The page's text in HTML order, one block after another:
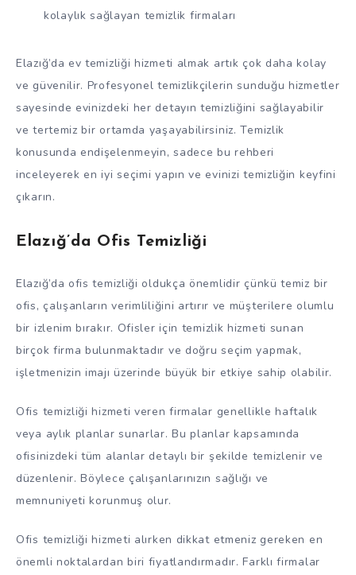
kolaylık sağlayan temizlik firmaları
Elazığ’da ev temizliği hizmeti almak artık çok daha kolay
ve güvenilir. Profesyonel temizlikçilerin sunduğu hizmetler
sayesinde evinizdeki her detayın temizliğini sağlayabilir
ve tertemiz bir ortamda yaşayabilirsiniz. Temizlik
konusunda endişelenmeyin, sadece bu rehberi
inceleyerek en iyi seçimi yapın ve evinizi temizliğin keyfini
çıkarın.
Elazığ’da Ofis Temizliği
Elazığ’da ofis temizliği oldukça önemlidir çünkü temiz bir
ofis, çalışanların verimliliğini artırır ve müşterilere olumlu
bir izlenim bırakır. Ofisler için temizlik hizmeti sunan
birçok firma bulunmaktadır ve doğru seçim yapmak,
işletmenizin imajı üzerinde büyük bir etkiye sahip olabilir.
Ofis temizliği hizmeti veren firmalar genellikle haftalık
veya aylık planlar sunarlar. Bu planlar kapsamında
ofisinizdeki tüm alanlar detaylı bir şekilde temizlenir ve
düzenlenir. Böylece çalışanlarınızın sağlığı ve
memnuniyeti korunmuş olur.
Ofis temizliği hizmeti alırken dikkat etmeniz gereken en
önemli noktalardan biri fiyatlandırmadır. Farklı firmalar